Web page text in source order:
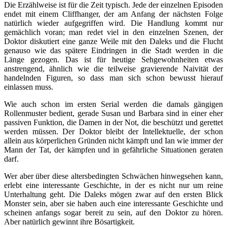
Die Erzählweise ist für die Zeit typisch. Jede der einzelnen Episoden
endet mit einem Cliffhanger, der am Anfang der nächsten Folge
natürlich wieder aufgegriffen wird. Die Handlung kommt nur
gemächlich voran; man redet viel in den einzelnen Szenen, der
Doktor diskutiert eine ganze Weile mit den Daleks und die Flucht
genauso wie das spätere Eindringen in die Stadt werden in die
Länge gezogen. Das ist für heutige Sehgewohnheiten etwas
anstrengend, ähnlich wie die teilweise gravierende Naivität der
handelnden Figuren, so dass man sich schon bewusst hierauf
einlassen muss.
Wie auch schon im ersten Serial werden die damals gängigen
Rollenmuster bedient, gerade Susan und Barbara sind in einer eher
passiven Funktion, die Damen in der Not, die beschützt und gerettet
werden müssen. Der Doktor bleibt der Intellektuelle, der schon
allein aus körperlichen Gründen nicht kämpft und Ian wie immer der
Mann der Tat, der kämpfen und in gefährliche Situationen geraten
darf.
Wer aber über diese altersbedingten Schwächen hinwegsehen kann,
erlebt eine interessante Geschichte, in der es nicht nur um reine
Unterhaltung geht. Die Daleks mögen zwar auf den ersten Blick
Monster sein, aber sie haben auch eine interessante Geschichte und
scheinen anfangs sogar bereit zu sein, auf den Doktor zu hören.
Aber natürlich gewinnt ihre Bösartigkeit.